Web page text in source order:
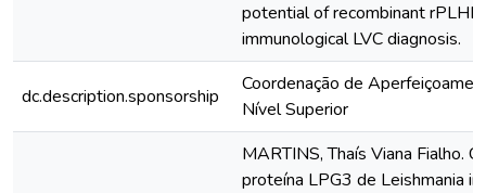
potential of recombinant
immunological LVC diagnosis.
dc.description.sponsorship
Coordenação de
Nível Superior
MARTINS, Thaís Viana Fialho.
proteína LPG3 de Leishmania